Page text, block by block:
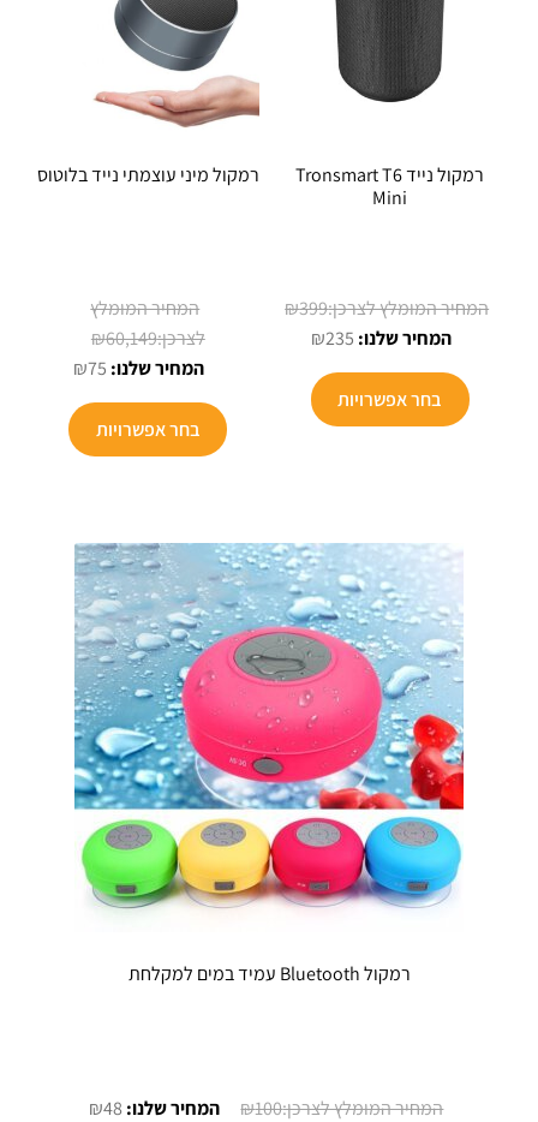
רמקול נייד Tronsmart T6
Mini
₪399 המחיר
₪235
הוא:
בחר אפשרויות
רמקול מיני עוצמתי נייד בלוטוס
₪60,149 המחיר
המקורי
היה:
₪60,149.
₪75 המחיר
הוא:
בחר אפשרויות
רמקול Bluetooth עמיד במים למקלחת
₪100 המחיר ₪48